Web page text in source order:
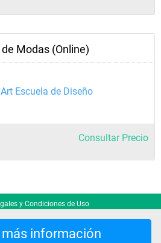
información
Modas (Online)
Escuela de Diseño
Consultar Precio
y Condiciones de Uso